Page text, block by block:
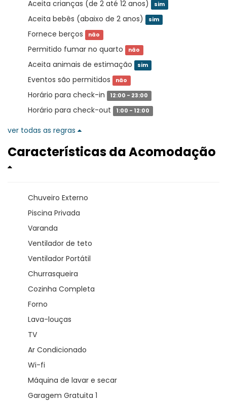
Aceita crianças (de 2 até 12 anos) sim
Aceita bebês (abaixo de 2 anos) sim
Fornece berços não
Permitido fumar no quarto não
Aceita animais de estimação sim
Eventos são permitidos não
Horário para check-in 12:00 - 23:00
Horário para check-out 1:00 - 12:00
ver todas as regras
Características da Acomodação
Chuveiro Externo
Piscina Privada
Varanda
Ventilador de teto
Ventilador Portátil
Churrasqueira
Cozinha Completa
Forno
Lava-louças
TV
Ar Condicionado
Wi-fi
Máquina de lavar e secar
Garagem Gratuita 1